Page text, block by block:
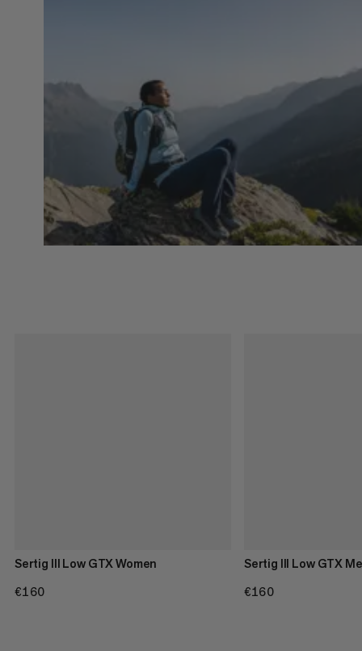
Sertig III Low GTX Women
€160
Sertig III Low GTX
€160